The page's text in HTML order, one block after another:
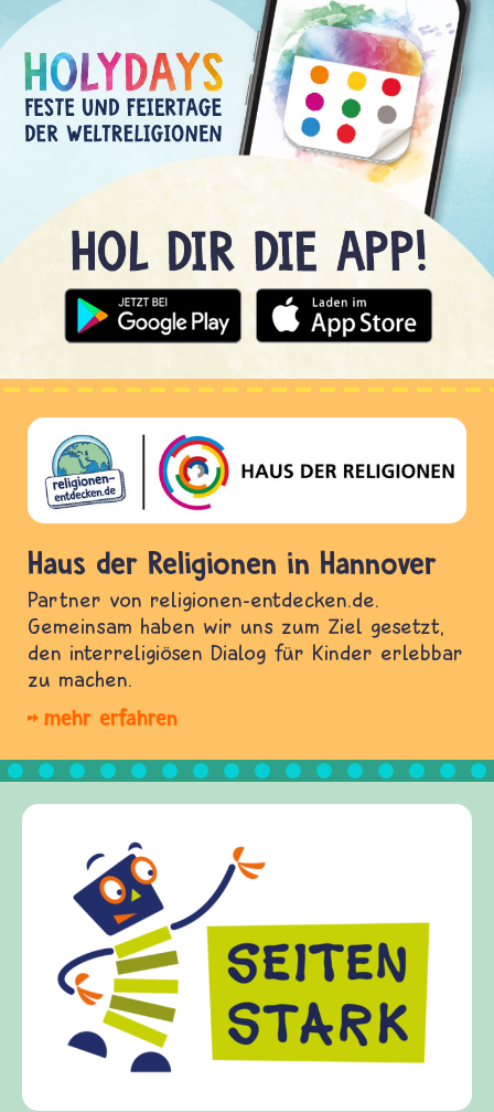
Haus der Religionen in Hannover
Partner von religionen-entdecken.de.
Gemeinsam haben wir uns zum Ziel gesetzt,
den interreligiösen Dialog für Kinder erlebbar
zu machen.
mehr erfahren
Frieden Fragen
frieden-fragen.de ist ein
Kinder, Eltern und ErzieherInnen
Fragen von Krieg und Frieden,
Gewalt informiert und einen
diesem Themenbereich
fragen.de bietet Antworten auf